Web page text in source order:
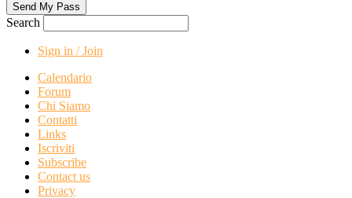
Search
Sign in / Join
Calendario
Forum
Chi Siamo
Contatti
Links
Iscriviti
Subscribe
Contact us
Privacy